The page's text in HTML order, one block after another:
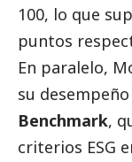
100, lo que
puntos
En paralelo,
su
Benchmark,
criterios ESG